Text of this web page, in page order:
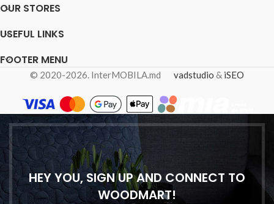
OUR STORES
USEFUL LINKS
FOOTER MENU
© 2020-2026. InterMOBILA.md vadstudio & iSEO
HEY YOU, SIGN UP AND CONNECT TO
WOODMART!